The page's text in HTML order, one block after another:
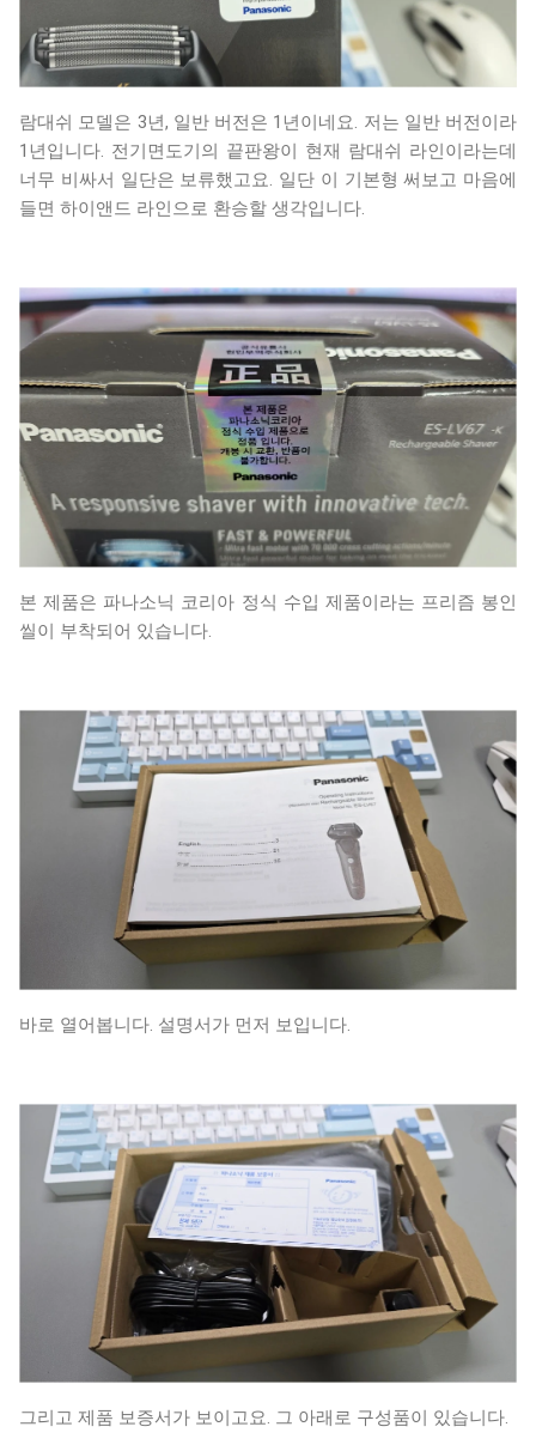
람대쉬 모델은 3년, 일반 버전은 1년이네요. 저는 일반 버전이라
1년입니다. 전기면도기의 끝판왕이 현재 람대쉬 라인이라는데
너무 비싸서 일단은 보류했고요. 일단 이 기본형 써보고 마음에
들면 하이앤드 라인으로 환승할 생각입니다.
본 제품은 파나소닉 코리아 정식 수입 제품이라는 프리즘 봉인
씰이 부착되어 있습니다.
바로 열어봅니다. 설명서가 먼저 보입니다.
그리고 제품 보증서가 보이고요. 그 아래로 구성품이 있습니다.